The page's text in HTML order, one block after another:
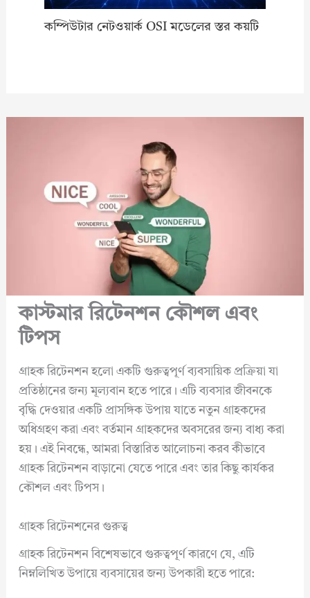
কম্পিউটার নেটওয়ার্ক OSI মডেলের স্তর কয়টি
কাস্টমার রিটেনশন কৌশল এবং
টিপস
গ্রাহক রিটেনশন হলো একটি গুরুত্বপূর্ণ ব্যবসায়িক প্রক্রিয়া যা
প্রতিষ্ঠানের জন্য মূল্যবান হতে পারে। এটি ব্যবসার জীবনকে
বৃদ্ধি দেওয়ার একটি প্রাসঙ্গিক উপায় যাতে নতুন গ্রাহকদের
অধিগ্রহণ করা এবং বর্তমান গ্রাহকদের অবসরের জন্য বাধ্য করা
হয়। এই নিবন্ধে, আমরা বিস্তারিত আলোচনা করব কীভাবে
গ্রাহক রিটেনশন বাড়ানো যেতে পারে এবং তার কিছু কার্যকর
কৌশল এবং টিপস।
গ্রাহক রিটেনশনের গুরুত্ব
গ্রাহক রিটেনশন বিশেষভাবে গুরুত্বপূর্ণ কারণে যে, এটি
নিম্নলিখিত উপায়ে ব্যবসায়ের জন্য উপকারী হতে পারে: